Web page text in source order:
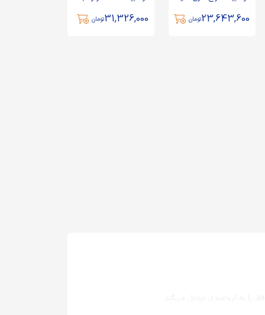
کد 89682
23,643,600تومان 31,326,000تومان
را به ثروتمندی تبدیل می‌کند.